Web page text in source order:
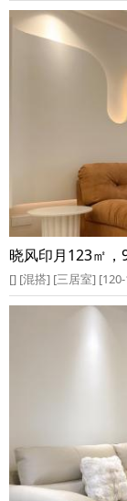
晓风印月123㎡
[] [混搭] [三居室]